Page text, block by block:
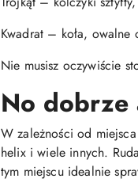
Kwadrat – koła, owalne
Nie musisz oczywiście
No dobrze
W zależności od
helix i wiele innych.
tym miejscu idealnie